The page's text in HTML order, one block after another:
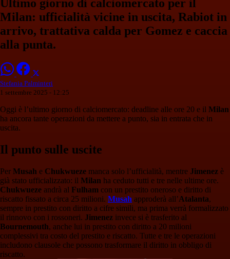
Ultimo giorno di calciomercato per il
Milan: ufficialità vicine in uscita, Rabiot in
arrivo, trattativa calda per Gomez e caccia
alla punta.
Stefania Palminteri
1 settembre 2025 - 12:25
Oggi è l’ultimo giorno di calciomercato: deadline alle ore 20 e il Milan
ha ancora tante operazioni da mettere a punto, sia in entrata che in
uscita.
Il punto sulle uscite
Per Musah e Chukwueze manca solo l’ufficialità, mentre Jimenez è
già stato ufficializzato: il Milan ha ceduto tutti e tre nelle ultime ore.
Chukwueze andrà al Fulham con un prestito oneroso e diritto di
riscatto fissato a circa 25 milioni. Musah approderà all’Atalanta,
sempre in prestito con diritto a cifre simili, ma prima verrà formalizzato
il rinnovo con i rossoneri. Jimenez invece si è trasferito al
Bournemouth, anche lui in prestito con diritto a 20 milioni
complessivi tra costo del prestito e riscatto. Tutte e tre le operazioni
includono clausole che possono trasformare il diritto in obbligo di
riscatto.